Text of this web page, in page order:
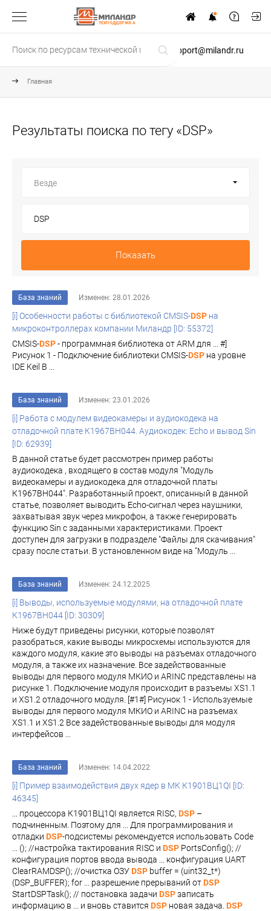
ТЕХПОДДЕРЖКА
support@milandr.ru
Главная
Результаты поиска по тегу «DSP»
Везде
Показать
База знаний Изменен: 28.01.2026
[i] Особенности работы с библиотекой CMSIS-DSP на
микроконтроллерах компании Миландр [ID: 55372]
CMSIS-DSP- программная библиотека от ARM для ... #]
Рисунок 1 - Подключение библиотеки CMSIS-DSP на уровне
IDE Keil В ...
База знаний Изменен: 23.01.2026
[i] Работа с модулем видеокамеры и аудиокодека на
отладочной плате К1967ВН044. Аудиокодек: Echo и вывод Sin
[ID: 62939]
В данной статье будет рассмотрен пример работы
аудиокодека , входящего в состав модуля "Модуль
видеокамеры и аудиокодека для отладочной платы
К1967ВН044". Разработанный проект, описанный в данной
статье, позволяет выводить Echo-сигнал через наушники,
захватывая звук через микрофон, а также генерировать
функцию Sin с заданными характеристиками. Проект
доступен для загрузки в подразделе "Файлы для скачивания"
сразу после статьи. В установленном виде на "Модуль ...
База знаний Изменен: 24.12.2025
[i] Выводы, используемые модулями, на отладочной плате
К1967ВН044 [ID: 30309]
Ниже будут приведены рисунки, которые позволят
разобраться, какие выводы микросхемы используются для
каждого модуля, какие это выводы на разъемах отладочного
модуля, а также их назначение. Все задействованные
выводы для первого модуля МКИО и ARINC представлены на
рисунке 1. Подключение модуля происходит в разъемы XS1.1
и XS1.2 отладочного модуля. [#1#] Рисунок 1 - Используемые
выводы для первого модуля МКИО и ARINC на разъемах
XS1.1 и XS1.2 Все задействованные выводы для модуля
интерфейсов ...
База знаний Изменен: 14.04.2022
[i] Пример взаимодействия двух ядер в МК К1901ВЦ1QI [ID:
46345]
... процессора К1901ВЦ1QI является RISC, DSP –
подчиненным. Поэтому для ... Для программирования и
отладки DSP-подсистемы рекомендуется использовать Code
... (); //настройка тактирования RISC и DSP PortsConfig(); //
конфигурация портов ввода вывода ... конфигурация UART
ClearRAMDSP(); //очистка ОЗУDSP buffer = (uint32_t*)
(DSP_BUFFER); for ... разрешение прерываний отDSP
StartDSPTask(); // постановка задачи DSPзаписать
информацию в ... и вновь ставится DSP новая задача. DSP